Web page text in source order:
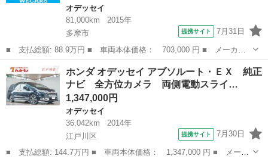
オデッセイ
81,000km
2015年
多摩市
提携サイト 7月31日
■ 支払総額: 88.9万円 ■ 車両本体価格： 703,000 円 ■ メーカー
名： ホンダ ■ 車種名： オデッセイ ■ グレード名： Ｇ 純
正 ＳＤナビ／フリップダウンモニター／両側電動スライドドア／ヘ
ッドランプ Ｌ...
東京 多摩市 オデッセイ
ホンダ オデッセイ アブソルート・ＥＸ 純正
ナビ 全方位カメラ 両側電動スライ…
1,347,000円
オデッセイ
36,042km
2014年
江戸川区
提携サイト 7月30日
■ 支払総額: 144.7万円 ■ 車両本体価格： 1,347,000 円 ■ メーカ